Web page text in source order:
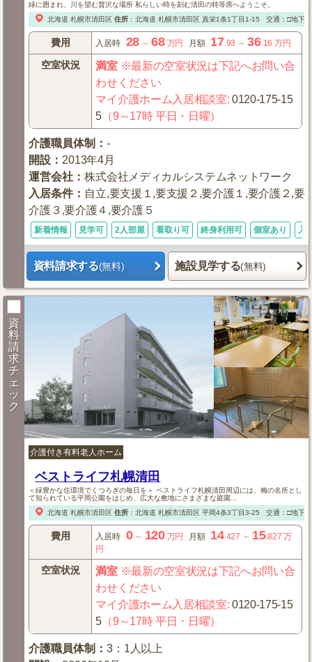
緑に囲まれ、川を望む贅沢な場所 私らしい時を刻む清田の特等席へようこそ。
北海道 札幌市清田区 住所： 北海道 札幌市清田区真栄1条1丁目1-15 交通：□地下
費用 入居時 28 ～68 万円 月額 17.93 ～36.16 万円
空室状況 満室※最新の空室状況は下記へお問い合
わせください
マイ介護ホーム入居相談室:0120-175-15
5 （9～17時 平日・日曜）
介護職員体制 ：-
開設 ： 2013年4月
運営会社 ：株式会社メディカルシステムネットワーク
入居条件： 自立,要支援１,要支援２,要介護１,要介護２,要
介護３,要介護４,要介護５
新着情報 見学可 2人部屋 看取り可 終身利用可 個室あり 入
資料請求する(無料) 施設見学する(無料)
資
料
請
求
チ
ェ
ッ
ク
介護付き有料老人ホーム
ベストライフ札幌清田
＜緑豊かな住環境でくつろぎの毎日を＞ ベストライフ札幌清田周辺には、梅の名所とし
て知られている平岡公園をはじめ、広大な敷地にさまざまな庭園...
北海道 札幌市清田区 住所： 北海道 札幌市清田区平岡4条3丁目3-25 交通：□地下
費用 入居時 0～ 120 万円 月額 14.427 ～ 15.827 万
円
空室状況 満室※最新の空室状況は下記へお問い合
わせください
マイ介護ホーム入居相談室:0120-175-15
5 （9～17時 平日・日曜）
介護職員体制 ：3：1人以上